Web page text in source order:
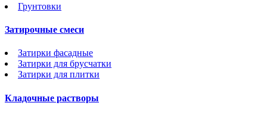
Грунтовки
Затирочные смеси
Затирки фасадные
Затирки для брусчатки
Затирки для плитки
Кладочные растворы